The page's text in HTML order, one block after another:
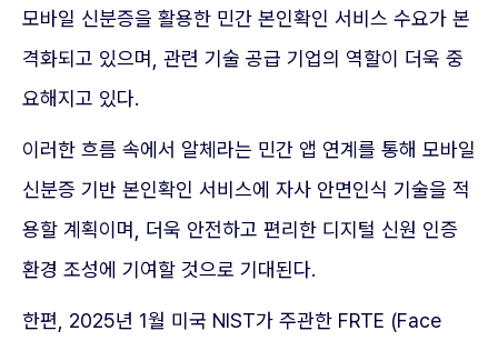
모바일 신분증을 활용한 민간 본인확인 서비스 수요가 본
격화되고 있으며, 관련 기술 공급 기업의 역할이 더욱 중
요해지고 있다.
이러한 흐름 속에서 알체라는 민간 앱 연계를 통해 모바일
신분증 기반 본인확인 서비스에 자사 안면인식 기술을 적
용할 계획이며, 더욱 안전하고 편리한 디지털 신원 인증
환경 조성에 기여할 것으로 기대된다.
한편, 2025년 1월 미국 NIST가 주관한 FRTE (Face